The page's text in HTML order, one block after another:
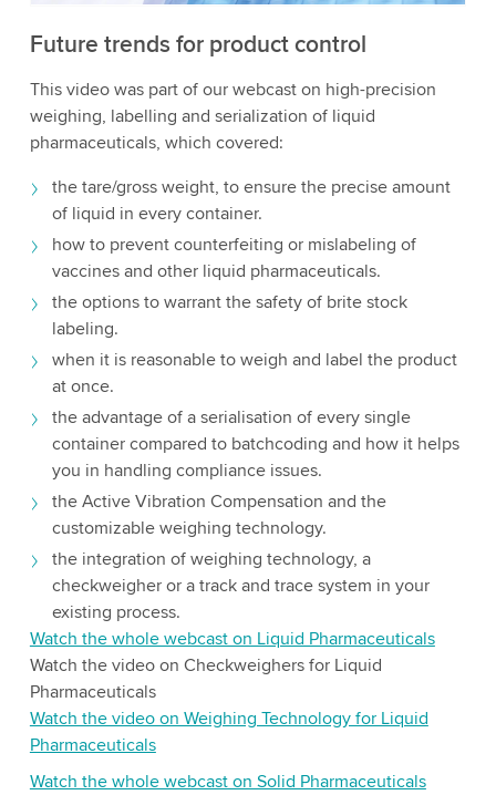
Future trends for product control
This video was part of our webcast on high-precision
weighing, labelling and serialization of liquid
pharmaceuticals, which covered:
the tare/gross weight, to ensure the precise amount
of liquid in every container.
how to prevent counterfeiting or mislabeling of
vaccines and other liquid pharmaceuticals.
the options to warrant the safety of brite stock
labeling.
when it is reasonable to weigh and label the product
at once.
the advantage of a serialisation of every single
container compared to batchcoding and how it helps
you in handling compliance issues.
the Active Vibration Compensation and the
customizable weighing technology.
the integration of weighing technology, a
checkweigher or a track and trace system in your
existing process.
Watch the whole webcast on Liquid Pharmaceuticals
Watch the video on Checkweighers for Liquid
Pharmaceuticals
Watch the video on Weighing Technology for Liquid
Pharmaceuticals
Watch the whole webcast on Solid Pharmaceuticals